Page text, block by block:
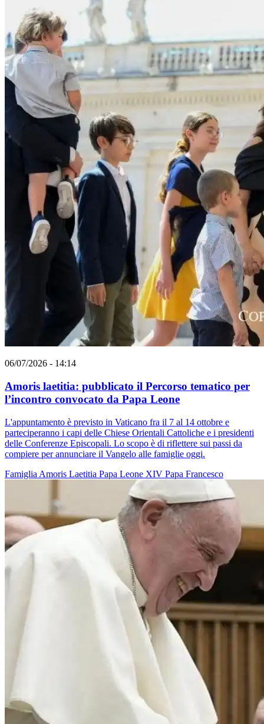
06/07/2026 - 14:14
Amoris laetitia: pubblicato il Percorso tematico per
l’incontro convocato da Papa Leone
L'appuntamento è previsto in Vaticano fra il 7 al 14 ottobre e
parteciperanno i capi delle Chiese Orientali Cattoliche e i presidenti
delle Conferenze Episcopali. Lo scopo è di riflettere sui passi da
compiere per annunciare il Vangelo alle famiglie oggi.
Famiglia Amoris Laetitia Papa Leone XIV Papa Francesco